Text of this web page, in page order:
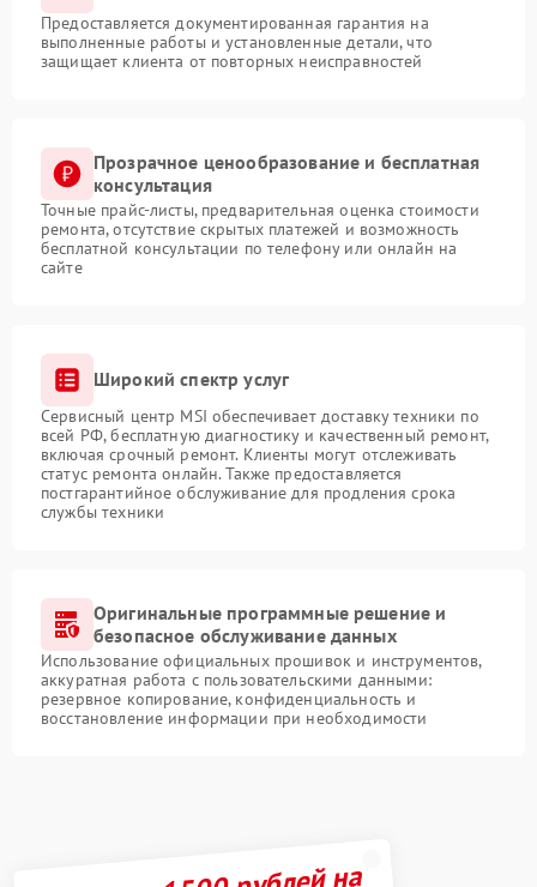
Предоставляется документированная гарантия на
выполненные работы и установленные детали, что
защищает клиента от повторных неисправностей
Прозрачное ценообразование и бесплатная
консультация
Точные прайс-листы, предварительная оценка стоимости
ремонта, отсутствие скрытых платежей и возможность
бесплатной консультации по телефону или онлайн на
сайте
Широкий спектр услуг
Сервисный центр MSI обеспечивает доставку техники по
всей РФ, бесплатную диагностику и качественный ремонт,
включая срочный ремонт. Клиенты могут отслеживать
статус ремонта онлайн. Также предоставляется
постгарантийное обслуживание для продления срока
службы техники
Оригинальные программные решение и
безопасное обслуживание данных
Использование официальных прошивок и инструментов,
аккуратная работа с пользовательскими данными:
резервное копирование, конфиденциальность и
восстановление информации при необходимости